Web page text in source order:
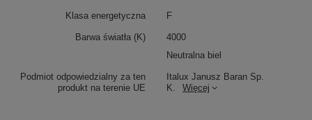
Podmiot odpowiedzialny za ten
produkt na terenie UE
Italux Janusz Baran Sp.
K.
Więcej
Klasa energetyczna F
Barwa światła (K)
4000
Neutralna biel